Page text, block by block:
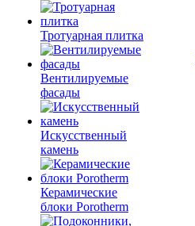
Тротуарная плитка
Вентилируемые
фасады
Искусственный
камень
Керамические
блоки Porotherm